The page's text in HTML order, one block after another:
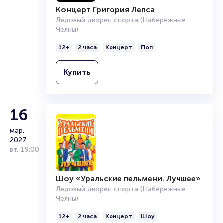
Концерт Григория Лепса
Ледовый дворец спорта (Набережные
Челны)
12+ 2 часа Концерт Поп
Купить
16
мар.
2027
вт, 19:00
Шоу «Уральские пельмени. Лучшее»
Ледовый дворец спорта (Набережные
Челны)
12+ 2 часа Концерт Шоу